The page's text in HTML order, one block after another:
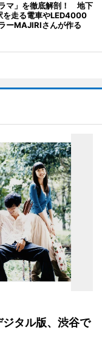
マ」を徹底解剖！ 地下
を走る電車やLED4000
ーMAJIRIさんが作る
タル版、渋谷で